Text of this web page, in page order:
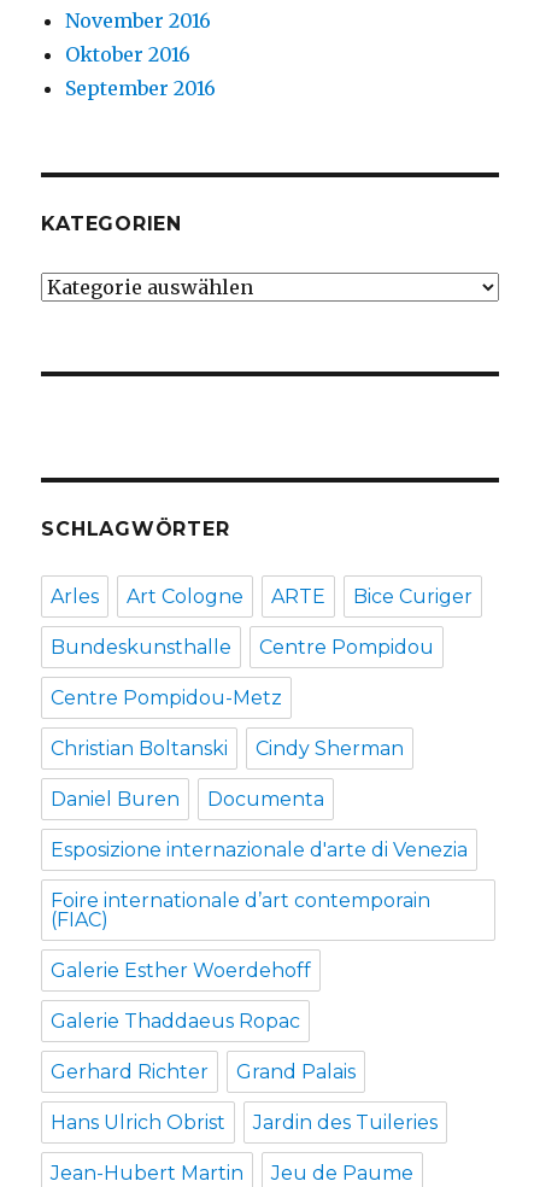
November 2016
Oktober 2016
September 2016
KATEGORIEN
Kategorien
SCHLAGWÖRTER
Arles Art Cologne ARTE Bice Curiger
Bundeskunsthalle Centre Pompidou
Centre Pompidou-Metz
Christian Boltanski Cindy Sherman
Daniel Buren Documenta
Esposizione internazionale d'arte di Venezia
Foire internationale d’art contemporain
(FIAC)
Galerie Esther Woerdehoff
Galerie Thaddaeus Ropac
Gerhard Richter Grand Palais
Hans Ulrich Obrist Jardin des Tuileries
Jean-Hubert Martin Jeu de Paume